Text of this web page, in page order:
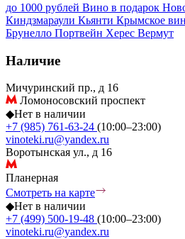
до 1000 рублей Вино в подарок
Киндзмараули Кьянти Крымское
Брунелло Портвейн Херес Вермут
Наличие
Мичуринский пр., д 16
Ломоносовский проспект
◆Нет в наличии
+7 (985) 761-63-24 (10:00–23:00)
vinoteki.ru@yandex.ru
Воротынская ул., д 16
Планерная
Смотреть на карте
◆Нет в наличии
+7 (499) 500-19-48 (10:00–23:00)
vinoteki.ru@yandex.ru